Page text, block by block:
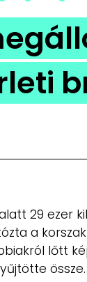
29 ezer
a
lőtt
össze.